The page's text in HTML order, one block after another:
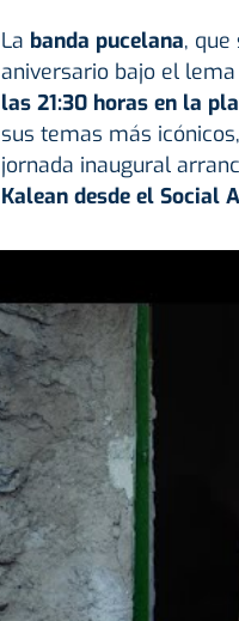
La banda pucelana,
aniversario bajo el lema
las 21:30 horas en la
sus temas más
jornada inaugural
Kalean desde el Social